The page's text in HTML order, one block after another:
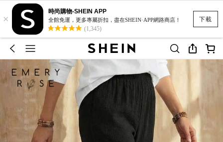
下載
×
時尚購物-SHEIN APP
全館免運，更多專屬折扣，盡在SHEIN·APP網路商店！
(1,345)